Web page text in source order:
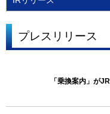
プレスリリース
「乗換案内」が